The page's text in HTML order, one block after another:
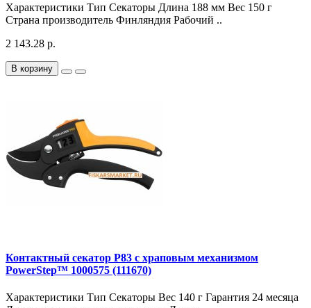
Характеристики Тип Секаторы Длина 188 мм Вес 150 г
Страна производитель Финляндия Рабочий ..
2 143.28 р.
В корзину
Контактный секатор P83 с храповым механизмом
PowerStep™ 1000575 (111670)
Характеристики Тип Секаторы Вес 140 г Гарантия 24 месяца